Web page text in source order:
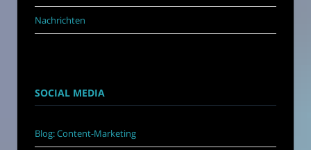
Nachrichten
SOCIAL MEDIA
Blog: Content-Marketing